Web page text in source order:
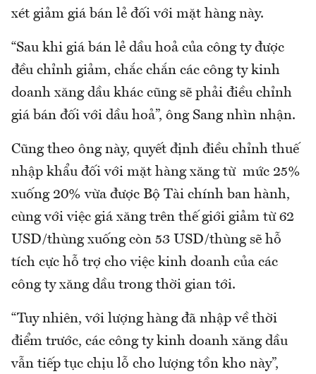
xét giảm giá bán lẻ đối với mặt hàng này.
“Sau khi giá bán lẻ dầu hoả của công ty được
đều chỉnh giảm, chắc chắn các công ty kinh
doanh xăng dầu khác cũng sẽ phải điều chỉnh
giá bán đối với dầu hoả”, ông Sang nhìn nhận.
Cũng theo ông này, quyết định điều chỉnh thuế
nhập khẩu đối với mặt hàng xăng từ mức 25%
xuống 20% vừa được Bộ Tài chính ban hành,
cùng với việc giá xăng trên thế giới giảm từ 62
USD/thùng xuống còn 53 USD/thùng sẽ hỗ
tích cực hỗ trợ cho việc kinh doanh của các
công ty xăng dầu trong thời gian tới.
“Tuy nhiên, với lượng hàng đã nhập về thời
điểm trước, các công ty kinh doanh xăng dầu
vẫn tiếp tục chịu lỗ cho lượng tồn kho này”,